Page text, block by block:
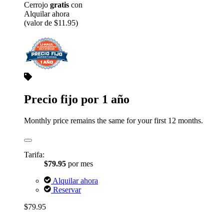
Cerrojo gratis con
Alquilar ahora
(valor de $11.95)
Precio fijo por 1 año
Monthly price remains the same for your first 12 months.
Tarifa:
$79.95 por mes
Alquilar ahora
Reservar
$79.95